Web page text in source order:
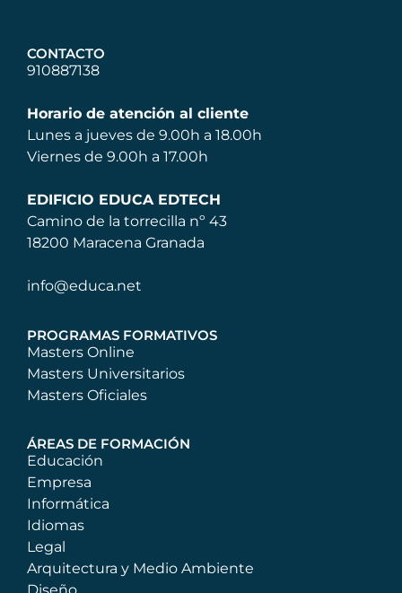
CONTACTO
910887138
Horario de atención al cliente
Lunes a jueves de 9.00h a 18.00h
Viernes de 9.00h a 17.00h
EDIFICIO EDUCA EDTECH
Camino de la torrecilla nº 43
18200 Maracena Granada
info@educa.net
PROGRAMAS FORMATIVOS
Masters Online
Masters Universitarios
Masters Oficiales
ÁREAS DE FORMACIÓN
Educación
Empresa
Informática
Idiomas
Legal
Arquitectura y Medio Ambiente